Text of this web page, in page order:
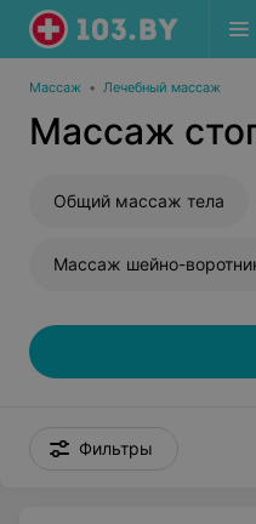
Массаж • Лечебный массаж
Массаж
Общий массаж тела
Фильтры